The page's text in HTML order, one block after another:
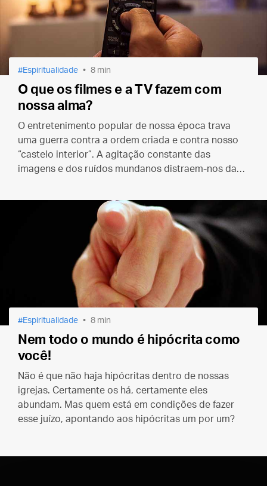
Espiritualidade 8 min
O que os filmes e a TV fazem com
nossa alma?
O entretenimento popular de nossa época trava
uma guerra contra a ordem criada e contra nosso
“castelo interior”. A agitação constante das
imagens e dos ruídos mundanos distraem-nos da
Espiritualidade 8 min
Nem todo o mundo é hipócrita como
você!
Não é que não haja hipócritas dentro de nossas
igrejas. Certamente os há, certamente eles
abundam. Mas quem está em condições de fazer
esse juízo, apontando aos hipócritas um por um?